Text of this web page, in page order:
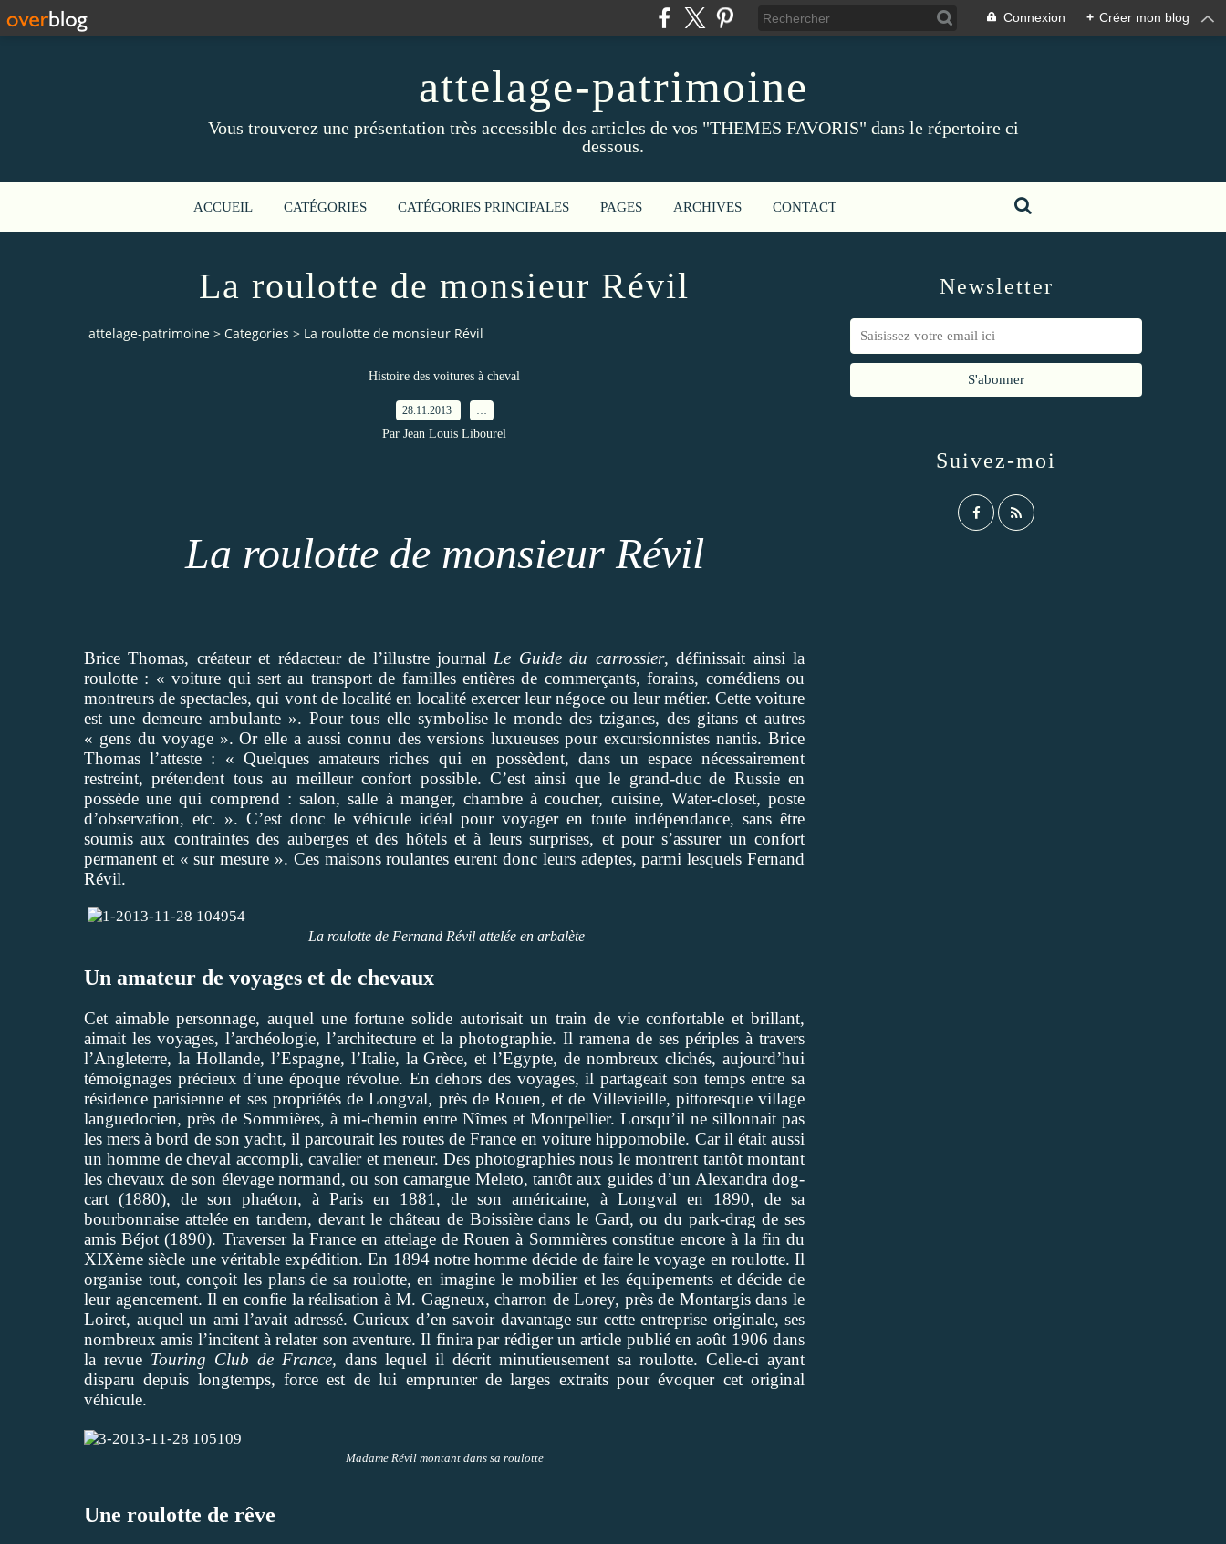
Connexion + Créer mon blog
attelage-patrimoine
Vous trouverez une présentation très accessible des articles de vos "THEMES FAVORIS" dans le répertoire ci
dessous.
ACCUEIL CATÉGORIES CATÉGORIES PRINCIPALES PAGES ARCHIVES CONTACT
La roulotte de monsieur Révil
attelage-patrimoine > Categories > La roulotte de monsieur Révil
Histoire des voitures à cheval
28.11.2013
Par Jean Louis Libourel
La roulotte de monsieur Révil
Brice Thomas, créateur et rédacteur de l’illustre journal Le Guide du carrossier, définissait ainsi la
roulotte : « voiture qui sert au transport de familles entières de commerçants, forains, comédiens ou
montreurs de spectacles, qui vont de localité en localité exercer leur négoce ou leur métier. Cette voiture
est une demeure ambulante ». Pour tous elle symbolise le monde des tziganes, des gitans et autres
« gens du voyage ». Or elle a aussi connu des versions luxueuses pour excursionnistes nantis. Brice
Thomas l’atteste : « Quelques amateurs riches qui en possèdent, dans un espace nécessairement
restreint, prétendent tous au meilleur confort possible. C’est ainsi que le grand-duc de Russie en
possède une qui comprend : salon, salle à manger, chambre à coucher, cuisine, Water-closet, poste
d’observation, etc. ». C’est donc le véhicule idéal pour voyager en toute indépendance, sans être
soumis aux contraintes des auberges et des hôtels et à leurs surprises, et pour s’assurer un confort
permanent et « sur mesure ». Ces maisons roulantes eurent donc leurs adeptes, parmi lesquels Fernand
Révil.
La roulotte de Fernand Révil attelée en arbalète
Un amateur de voyages et de chevaux
Cet aimable personnage, auquel une fortune solide autorisait un train de vie confortable et brillant,
aimait les voyages, l’archéologie, l’architecture et la photographie. Il ramena de ses périples à travers
l’Angleterre, la Hollande, l’Espagne, l’Italie, la Grèce, et l’Egypte, de nombreux clichés, aujourd’hui
témoignages précieux d’une époque révolue. En dehors des voyages, il partageait son temps entre sa
résidence parisienne et ses propriétés de Longval, près de Rouen, et de Villevieille, pittoresque village
languedocien, près de Sommières, à mi-chemin entre Nîmes et Montpellier. Lorsqu’il ne sillonnait pas
les mers à bord de son yacht, il parcourait les routes de France en voiture hippomobile. Car il était aussi
un homme de cheval accompli, cavalier et meneur. Des photographies nous le montrent tantôt montant
les chevaux de son élevage normand, ou son camargue Meleto, tantôt aux guides d’un Alexandra dog-
cart (1880), de son phaéton, à Paris en 1881, de son américaine, à Longval en 1890, de sa
bourbonnaise attelée en tandem, devant le château de Boissière dans le Gard, ou du park-drag de ses
amis Béjot (1890). Traverser la France en attelage de Rouen à Sommières constitue encore à la fin du
XIXème siècle une véritable expédition. En 1894 notre homme décide de faire le voyage en roulotte. Il
organise tout, conçoit les plans de sa roulotte, en imagine le mobilier et les équipements et décide de
leur agencement. Il en confie la réalisation à M. Gagneux, charron de Lorey, près de Montargis dans le
Loiret, auquel un ami l’avait adressé. Curieux d’en savoir davantage sur cette entreprise originale, ses
nombreux amis l’incitent à relater son aventure. Il finira par rédiger un article publié en août 1906 dans
la revue Touring Club de France, dans lequel il décrit minutieusement sa roulotte. Celle-ci ayant
disparu depuis longtemps, force est de lui emprunter de larges extraits pour évoquer cet original
véhicule.
Madame Révil montant dans sa roulotte
Une roulotte de rêve
Newsletter
Suivez-moi